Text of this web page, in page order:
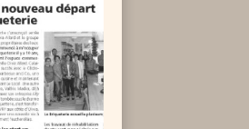
Cristo. A la
Feucherolles,
start-up,
présents à
fait
industrielle